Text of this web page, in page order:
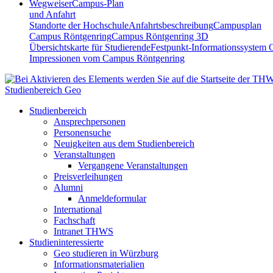
WegweiserCampus-Plan
und Anfahrt
Standorte der HochschuleAnfahrtsbeschreibungCampusplan
Campus RöntgenringCampus Röntgenring 3D
Übersichtskarte für StudierendeFestpunkt-Informationssystem
Impressionen vom Campus Röntgenring
Studienbereich Geo
Studienbereich
Ansprechpersonen
Personensuche
Neuigkeiten aus dem Studienbereich
Veranstaltungen
Vergangene Veranstaltungen
Preisverleihungen
Alumni
Anmeldeformular
International
Fachschaft
Intranet THWS
Studieninteressierte
Geo studieren in Würzburg
Informationsmaterialien